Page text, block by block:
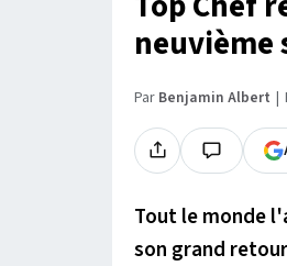
neuvième
Par Benjamin Albert
Tout le monde
son grand